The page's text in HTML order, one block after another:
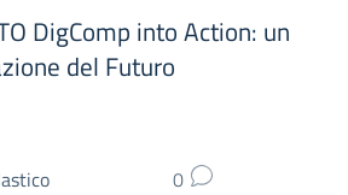
DigComp into Action: un
del Futuro
0